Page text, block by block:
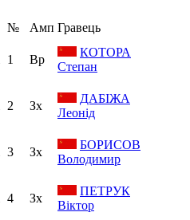
№ Амп Гравець
1 Вр
КОТОРА
Степан
2 Зх
ДАБІЖА
Леонід
3 Зх
БОРИСОВ
Володимир
4 Зх
ПЕТРУК
Віктор